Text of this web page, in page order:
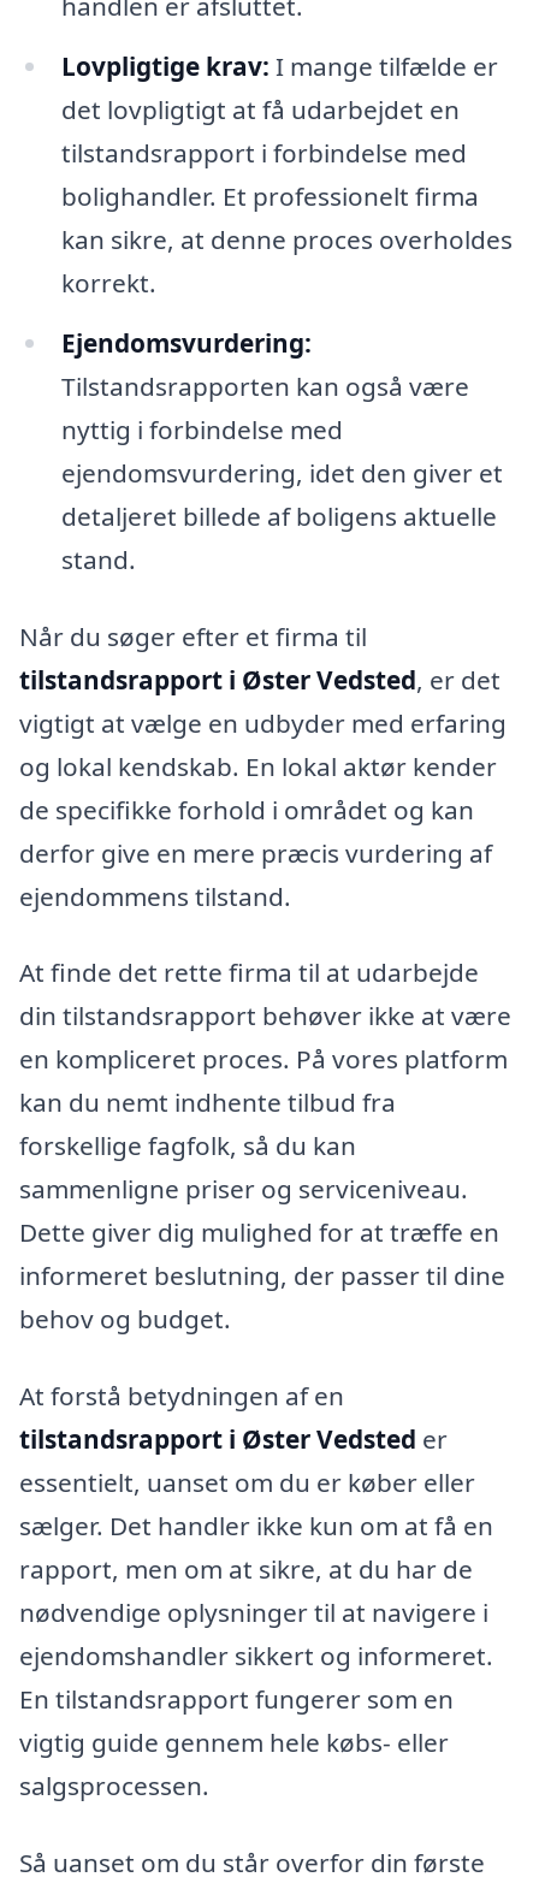
Lovpligtige krav: I mange tilfælde er
det lovpligtigt at få udarbejdet en
tilstandsrapport i forbindelse med
bolighandler. Et professionelt firma
kan sikre, at denne proces overholdes
korrekt.
Ejendomsvurdering:
Tilstandsrapporten kan også være
nyttig i forbindelse med
ejendomsvurdering, idet den giver et
detaljeret billede af boligens aktuelle
stand.
Når du søger efter et firma til
tilstandsrapport i Øster Vedsted, er det
vigtigt at vælge en udbyder med erfaring
og lokal kendskab. En lokal aktør kender
de specifikke forhold i området og kan
derfor give en mere præcis vurdering af
ejendommens tilstand.
At finde det rette firma til at udarbejde
din tilstandsrapport behøver ikke at være
en kompliceret proces. På vores platform
kan du nemt indhente tilbud fra
forskellige fagfolk, så du kan
sammenligne priser og serviceniveau.
Dette giver dig mulighed for at træffe en
informeret beslutning, der passer til dine
behov og budget.
At forstå betydningen af en
tilstandsrapport i Øster Vedsted er
essentielt, uanset om du er køber eller
sælger. Det handler ikke kun om at få en
rapport, men om at sikre, at du har de
nødvendige oplysninger til at navigere i
ejendomshandler sikkert og informeret.
En tilstandsrapport fungerer som en
vigtig guide gennem hele købs- eller
salgsprocessen.
Så uanset om du står overfor din første